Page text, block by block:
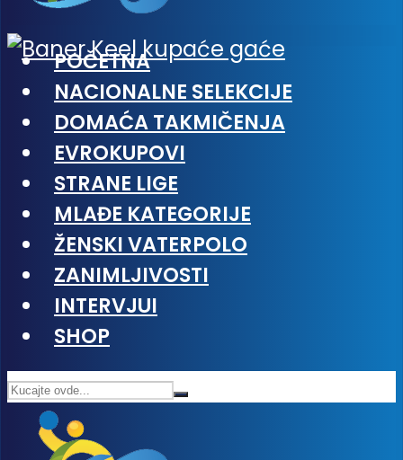
POČETNA
NACIONALNE SELEKCIJE
DOMAĆA TAKMIČENJA
EVROKUPOVI
STRANE LIGE
MLAĐE KATEGORIJE
ŽENSKI VATERPOLO
ZANIMLJIVOSTI
INTERVJUI
SHOP